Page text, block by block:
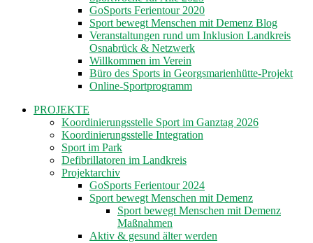
GoSports Ferientour 2020
Sport bewegt Menschen mit Demenz Blog
Veranstaltungen rund um Inklusion Landkreis
Osnabrück & Netzwerk
Willkommen im Verein
Büro des Sports in Georgsmarienhütte-Projekt
Online-Sportprogramm
PROJEKTE
Koordinierungsstelle Sport im Ganztag 2026
Koordinierungsstelle Integration
Sport im Park
Defibrillatoren im Landkreis
Projektarchiv
GoSports Ferientour 2024
Sport bewegt Menschen mit Demenz
Sport bewegt Menschen mit Demenz
Maßnahmen
Aktiv & gesund älter werden